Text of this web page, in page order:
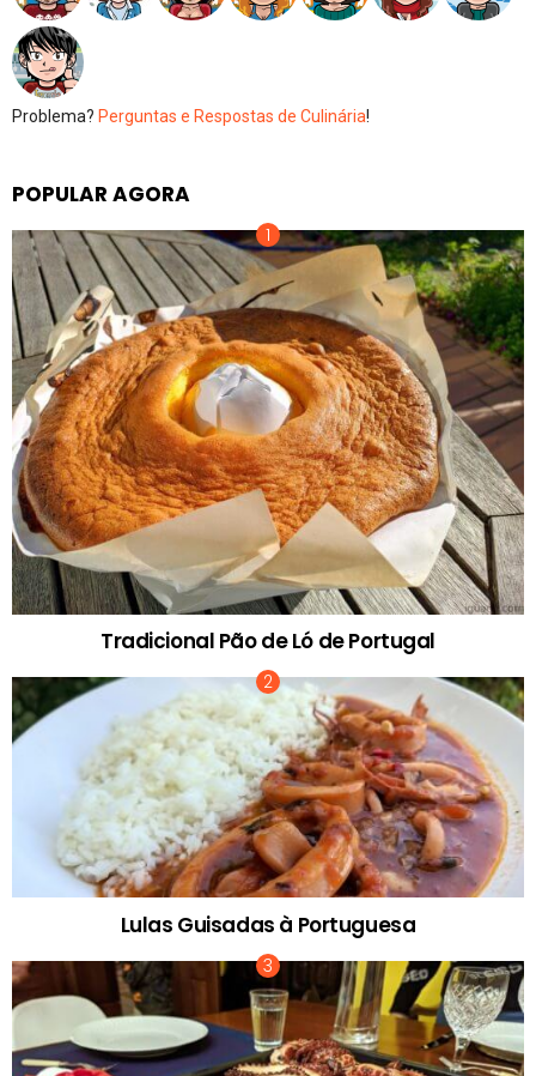
Problema? Perguntas e Respostas de Culinária!
POPULAR AGORA
Tradicional Pão de Ló de Portugal
Lulas Guisadas à Portuguesa